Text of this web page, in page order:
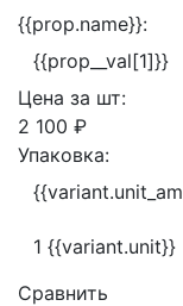
{{prop.name}}:
{{prop__val[1]}}
Цена за шт:
2 100 ₽
Упаковка:
1 {{variant.unit}}
Сравнить